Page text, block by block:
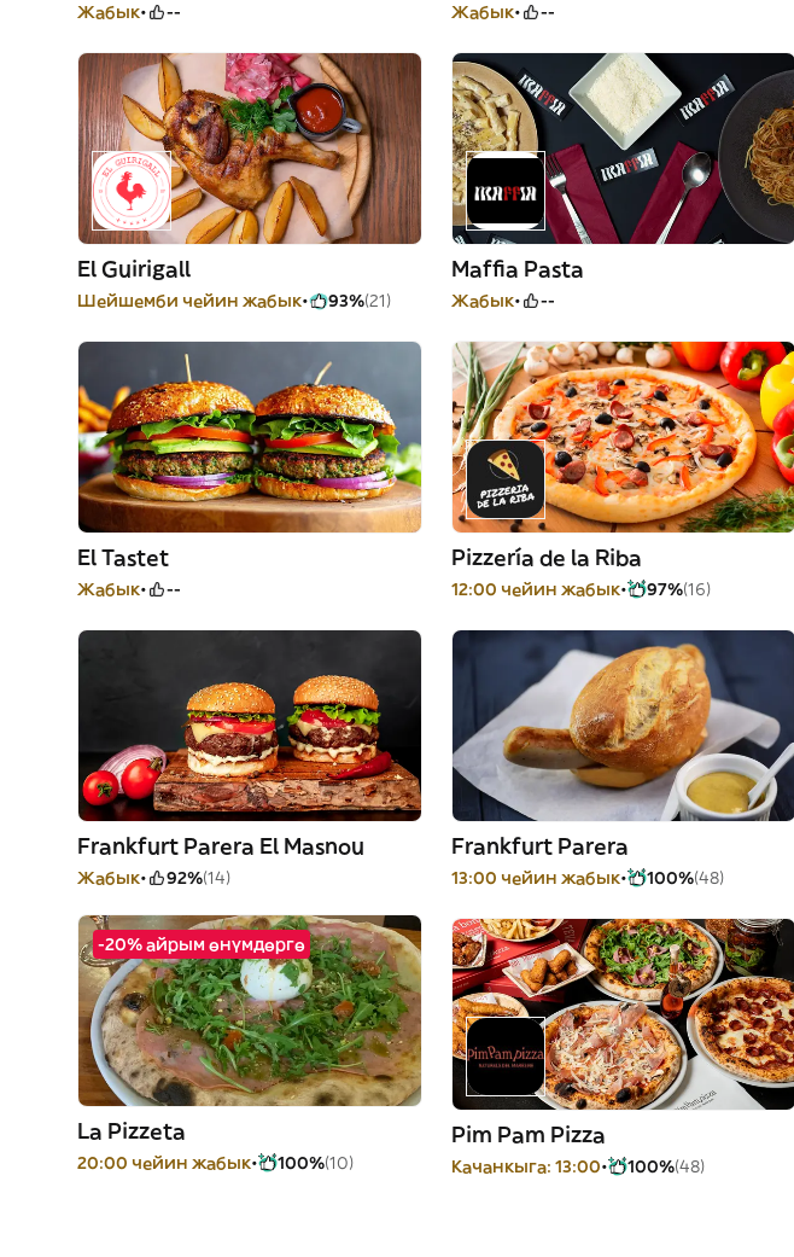
Жабык -- Жабык --
El Guirigall
Шейшемби чейин жабык 93%(21)
Maffia Pasta
Жабык --
El Tastet
Жабык --
Pizzería de la Riba
12:00 чейин жабык 97%(16)
Frankfurt Parera El Masnou
Жабык 92%(14)
Frankfurt Parera
13:00 чейин жабык 100%(48)
-20% айрым өнүмдөргө
La Pizzeta
20:00 чейин жабык 100%(10)
Pim Pam Pizza
Качанкыга: 13:00 100%(48)